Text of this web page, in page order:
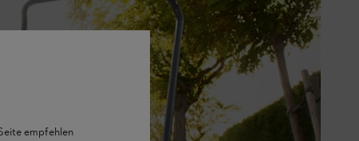
empfehlen